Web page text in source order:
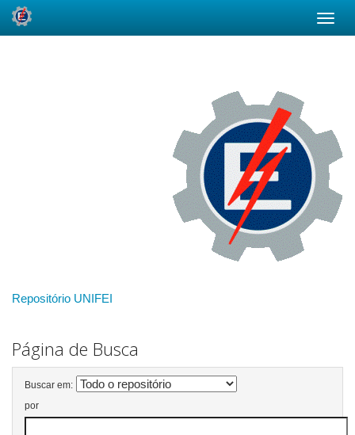
Repositório UNIFEI
Página de Busca
Buscar em:
por